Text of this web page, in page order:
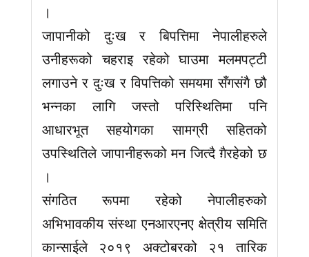
।
जापानीको दुःख र बिपत्तिमा नेपालीहरुले
उनीहरूको चहराइ रहेको घाउमा मलमपट्टी
लगाउने र दुःख र विपत्तिको समयमा सँगसंगै छौ
भन्नका लागि जस्तो परिस्थितिमा पनि
आधारभूत सहयोगका सामग्री सहितको
उपस्थितिले जापानीहरूको मन जित्दै ग़ैरहेको छ
।
संगठित रूपमा रहेको नेपालीहरुको
अभिभावकीय संस्था एनआरएनए क्षेत्रीय समिति
कान्साईले २०१९ अक्टोबरको २१ तारिक